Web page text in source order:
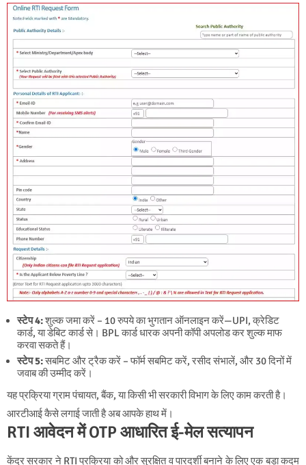
स्टेप 4:शुल्क जमा करें – 10 रुपये का भुगतान ऑनलाइन करें—UPI, क्रेडिट
कार्ड, या डेबिट कार्ड से। BPL कार्ड धारक अपनी कॉपी अपलोड कर शुल्क माफ
करवा सकते हैं।
स्टेप 5:सबमिट और ट्रैक करें – फॉर्म सबमिट करें, रसीद संभालें, और 30 दिनों में
जवाब की उम्मीद करें।
यह प्रक्रिया ग्राम पंचायत, बैंक, या किसी भी सरकारी विभाग के लिए काम करती है।
आरटीआई कैसे लगाई जाती है अब आपके हाथ में।
RTI आवेदन में OTP आधारित ई-मेल सत्यापन
केंद्र सरकार ने RTI प्रक्रिया को और सुरक्षित व पारदर्शी बनाने के लिए एक बड़ा कदम